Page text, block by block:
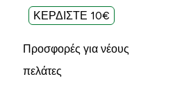
ΚΕΡΔΙΣΤΕ 10€
Προσφορές για νέους
πελάτες